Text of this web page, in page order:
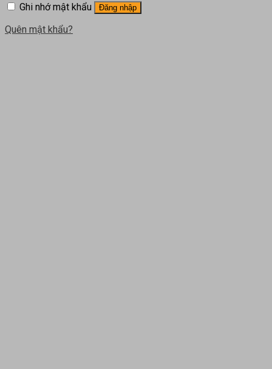
Ghi nhớ mật khẩu
Đăng nhập
Quên mật khẩu?